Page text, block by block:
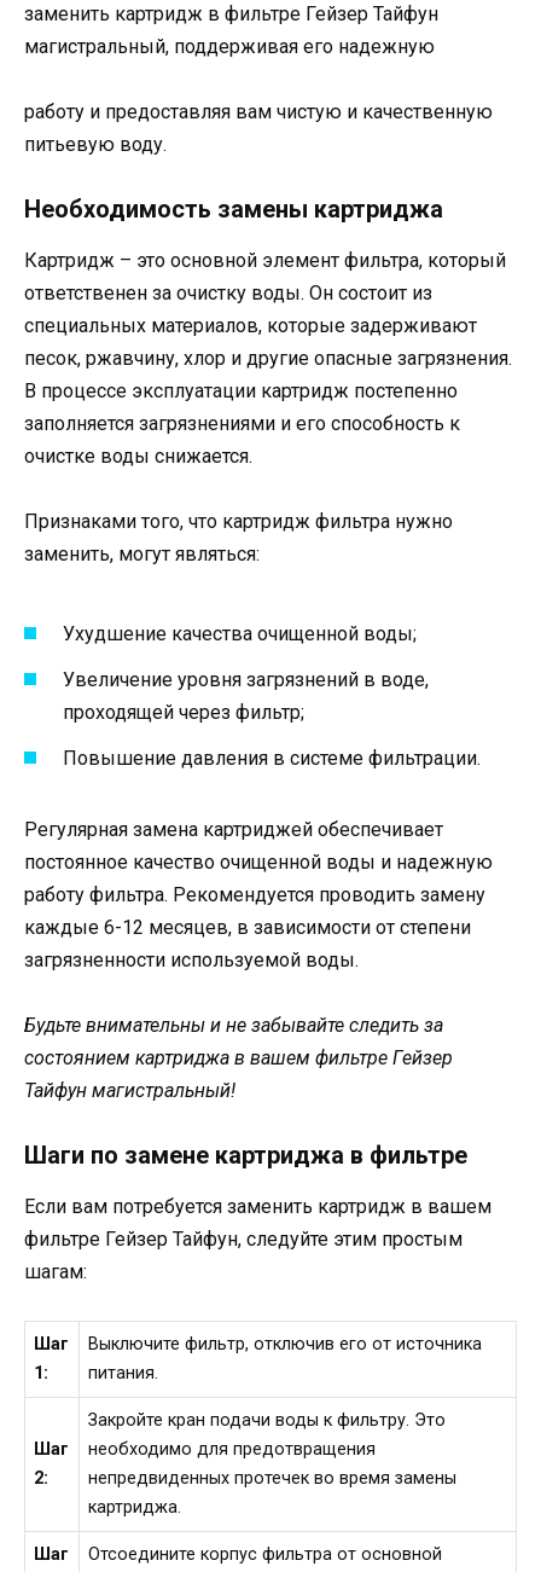
заменить картридж в фильтре Гейзер Тайфун
магистральный, поддерживая его надежную
работу и предоставляя вам чистую и качественную
питьевую воду.
Необходимость замены картриджа
Картридж – это основной элемент фильтра, который
ответственен за очистку воды. Он состоит из
специальных материалов, которые задерживают
песок, ржавчину, хлор и другие опасные загрязнения.
В процессе эксплуатации картридж постепенно
заполняется загрязнениями и его способность к
очистке воды снижается.
Признаками того, что картридж фильтра нужно
заменить, могут являться:
Ухудшение качества очищенной воды;
Увеличение уровня загрязнений в воде,
проходящей через фильтр;
Повышение давления в системе фильтрации.
Регулярная замена картриджей обеспечивает
постоянное качество очищенной воды и надежную
работу фильтра. Рекомендуется проводить замену
каждые 6-12 месяцев, в зависимости от степени
загрязненности используемой воды.
Будьте внимательны и не забывайте следить за
состоянием картриджа в вашем фильтре Гейзер
Тайфун магистральный!
Шаги по замене картриджа в фильтре
Если вам потребуется заменить картридж в вашем
фильтре Гейзер Тайфун, следуйте этим простым
шагам:
Шаг
1:
Выключите фильтр, отключив его от источника
питания.
Шаг
2:
Закройте кран подачи воды к фильтру. Это
необходимо для предотвращения
непредвиденных протечек во время замены
картриджа.
Шаг
Отсоедините корпус фильтра от основной